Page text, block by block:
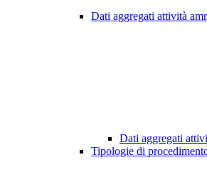
Dati aggregati attività
Dati aggregati
Tipologie di